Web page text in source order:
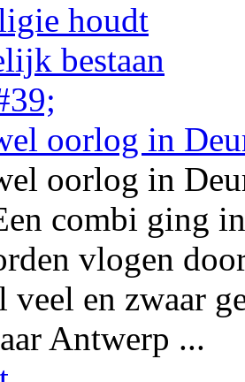
oorlog in
oorlog in
combi ging
vlogen
veel en zwaar
Antwerp ...